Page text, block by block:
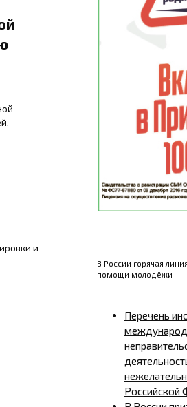
и
В России горячая
помощи молодёжи
Перечень
Российской